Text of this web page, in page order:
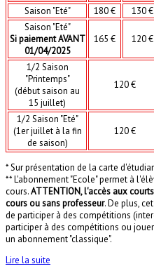
Saison "Eté"
180 € 130 €
Saison "Eté"
Si paiement AVANT
01/04/2025
165 € 120 €
1/2 Saison
"Printemps"
(début saison au
15 juillet)
120 €
1/2 Saison "Eté"
(1er juillet à la fin
de saison)
120 €
* Sur présentation de la carte
** L'abonnement "Ecole" permet à
cours.ATTENTION, l'accès aux
cours ou sans professeur. De plus,
de participer à des compétitions
participer à des compétitions ou
un abonnement "classique".
Lire la suite